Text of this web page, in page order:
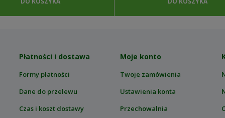
Płatności i dostawa
Formy płatności
Dane do przelewu
Czas i koszt dostawy
Moje konto
Twoje zamówienia
Ustawienia konta
Przechowalnia